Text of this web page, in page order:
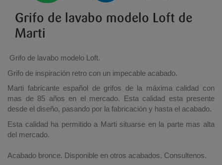
Grifo de lavabo modelo Loft de
Marti
Grifo de lavabo modelo Loft.
Grifo de inspiración retro con un impecable acabado.
Marti fabricante español de grifos de la máxima calidad con
mas de 85 años en el mercado. Esta calidad esta presente
desde el diseño, pasando por la fabricación y hasta el acabado.
Esta calidad ha permitido a Marti situarse en la parte mas alta
del mercado.
Acabado bronce. Disponible en otros acabados. Consultenos.